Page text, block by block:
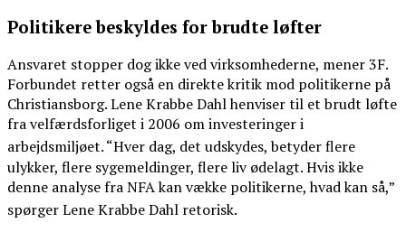
Politikere beskyldes for brudte løfter
Ansvaret stopper dog ikke ved virksomhederne, mener 3F.
Forbundet retter også en direkte kritik mod politikerne på
Christiansborg. Lene Krabbe Dahl henviser til et brudt løfte
fra velfærdsforliget i 2006 om investeringer i
arbejdsmiljøet. “Hver dag, det udskydes, betyder flere
ulykker, flere sygemeldinger, flere liv ødelagt. Hvis ikke
denne analyse fra NFA kan vække politikerne, hvad kan så,”
spørger Lene Krabbe Dahl retorisk.